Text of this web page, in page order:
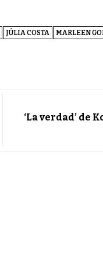
JÚLIA COSTA MARLEEN
‘La verdad’ de